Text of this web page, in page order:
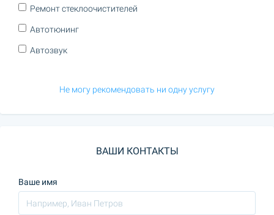
Ремонт стеклоочистителей
Автотюнинг
Автозвук
Не могу рекомендовать ни одну услугу
ВАШИ КОНТАКТЫ
Ваше имя